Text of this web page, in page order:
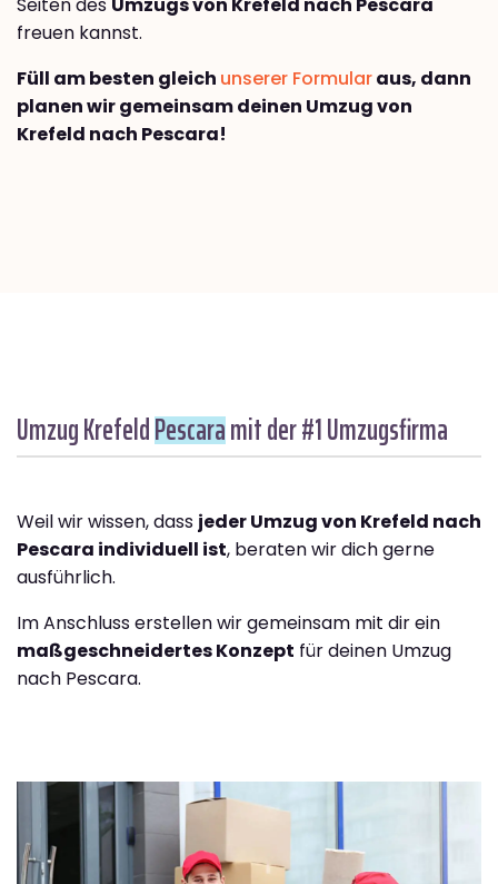
Seiten des Umzugs von Krefeld nach Pescara
freuen kannst.
Füll am besten gleich unserer Formularaus, dann
planen wir gemeinsam deinen Umzug von
Krefeld nach Pescara!
Umzug KrefeldPescaramit der #1 Umzugsfirma
Weil wir wissen, dass jeder Umzug von Krefeld nach
Pescara individuell ist, beraten wir dich gerne
ausführlich.
Im Anschluss erstellen wir gemeinsam mit dir ein
maßgeschneidertes Konzept für deinen Umzug
nach Pescara.